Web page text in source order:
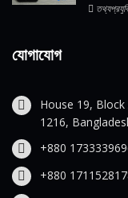
যোগাযোগ
House 19,
1216,
+880
+880